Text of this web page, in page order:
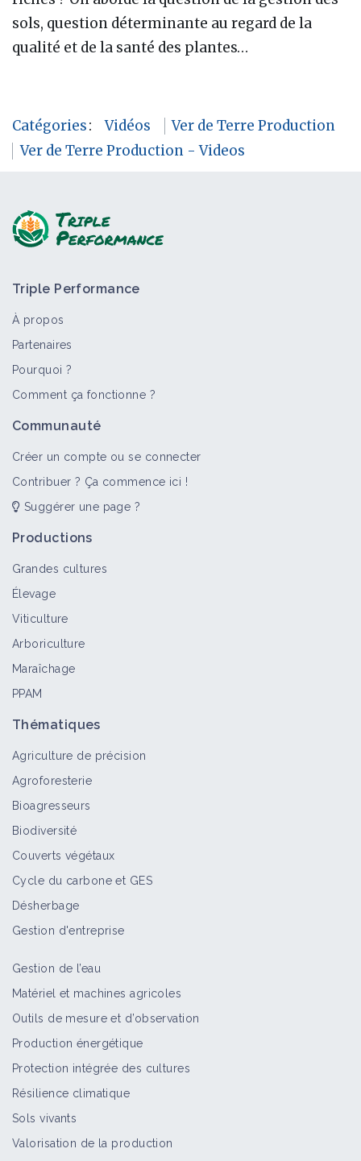
sols, question déterminante au regard de la
qualité et de la santé des plantes…
Catégories: Vidéos
Ver de Terre Production
Ver de Terre Production - Videos
Triple Performance
À propos
Partenaires
Pourquoi ?
Comment ça fonctionne ?
Communauté
Créer un compte ou se connecter
Contribuer ? Ça commence ici !
Suggérer une page ?
Productions
Grandes cultures
Élevage
Viticulture
Arboriculture
Maraîchage
PPAM
Thématiques
Agriculture de précision
Agroforesterie
Bioagresseurs
Biodiversité
Couverts végétaux
Cycle du carbone et GES
Désherbage
Gestion d'entreprise
Gestion de l’eau
Matériel et machines agricoles
Outils de mesure et d’observation
Production énergétique
Protection intégrée des cultures
Résilience climatique
Sols vivants
Valorisation de la production